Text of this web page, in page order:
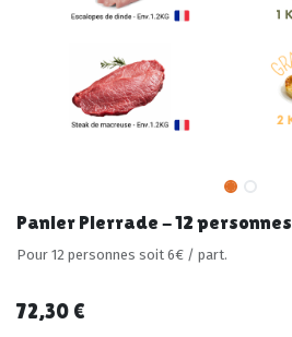
Panier Pierrade - 12 personnes
Pour 12 personnes soit 6€ / part.
72,30 €